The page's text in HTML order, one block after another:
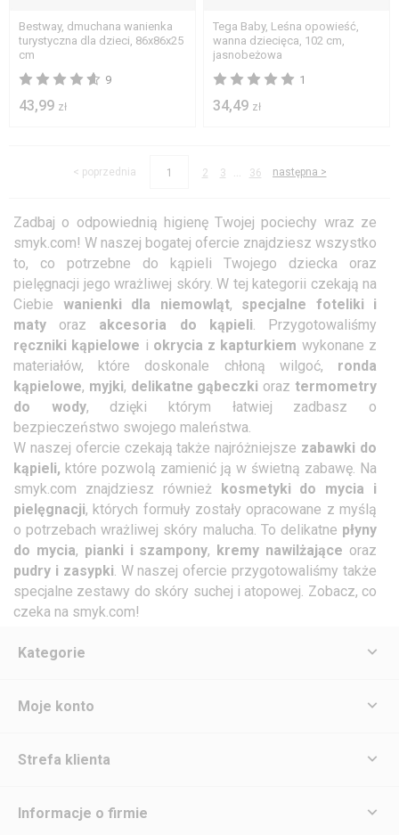
Bestway, dmuchana wanienka
turystyczna dla dzieci, 86x86x25
cm
9
43,99 zł
Tega Baby, Leśna opowieść,
wanna dziecięca, 102 cm,
jasnobeżowa
1
34,49 zł
< poprzednia 1 2 3 ... 36 następna >
Zadbaj o odpowiednią higienę Twojej pociechy wraz ze
smyk.com! W naszej bogatej ofercie znajdziesz wszystko
to, co potrzebne do kąpieli Twojego dziecka oraz
pielęgnacji jego wrażliwej skóry. W tej kategorii czekają na
Ciebie wanienki dla niemowląt, specjalne foteliki
i
maty oraz akcesoria do kąpieli. Przygotowaliśmy
ręczniki kąpielowe i okrycia z kapturkiem wykonane z
materiałów, które doskonale chłoną wilgoć, ronda
kąpielowe, myjki, delikatne gąbeczki oraz termometry
do wody, dzięki którym łatwiej zadbasz o
bezpieczeństwo swojego maleństwa.
W naszej ofercie czekają także najróżniejsze zabawki do
kąpieli, które pozwolą zamienić ją w świetną zabawę. Na
smyk.com znajdziesz również kosmetyki do mycia i
pielęgnacji, których formuły zostały opracowane z myślą
o potrzebach wrażliwej skóry malucha. To delikatne płyny
do mycia, pianki i szampony, kremy nawilżające oraz
pudry i zasypki. W naszej ofercie przygotowaliśmy także
specjalne zestawy do skóry suchej i atopowej. Zobacz, co
czeka na smyk.com!
Kategorie
Moje konto
Strefa klienta
Informacje o firmie